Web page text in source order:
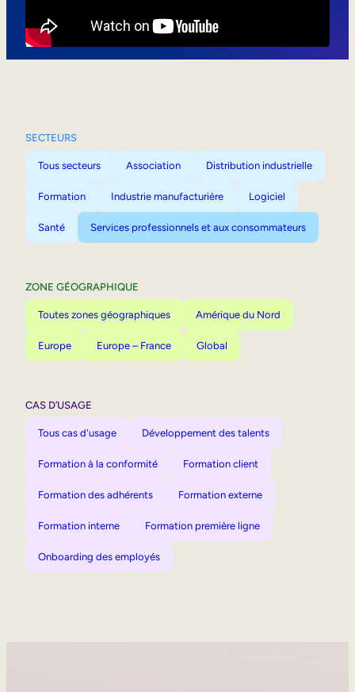
SECTEURS
Tous secteurs Association Distribution industrielle
Formation Industrie manufacturière Logiciel
Santé Services professionnels et aux consommateurs
ZONE GÉOGRAPHIQUE
Toutes zones géographiques Amérique du Nord
Europe Europe – France Global
CAS D’USAGE
Tous cas d'usage Développement des talents
Formation à la conformité Formation client
Formation des adhérents Formation externe
Formation interne Formation première ligne
Onboarding des employés